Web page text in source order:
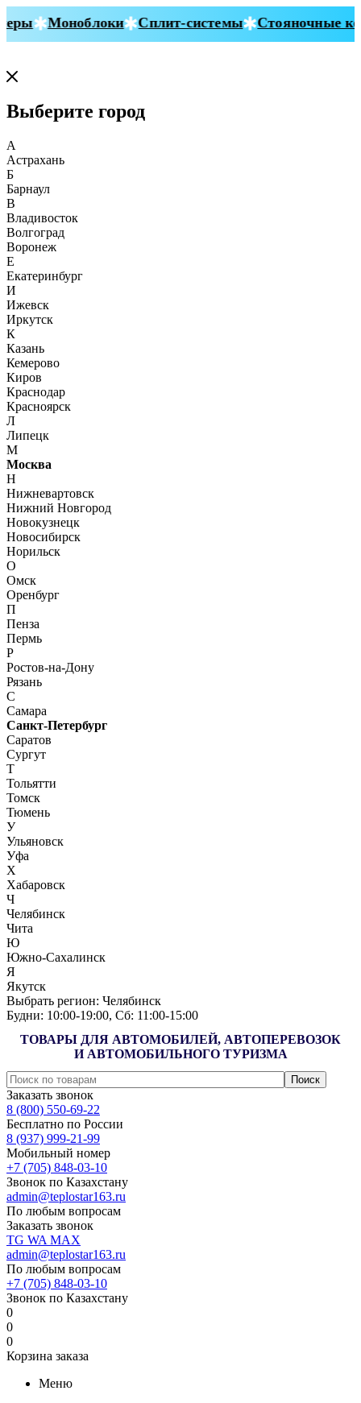
Моноблоки Сплит-системы Стояночные
Выберите город
А
Астрахань
Б
Барнаул
В
Владивосток
Волгоград
Воронеж
Е
Екатеринбург
И
Ижевск
Иркутск
К
Казань
Кемерово
Киров
Краснодар
Красноярск
Л
Липецк
М
Москва
Н
Нижневартовск
Нижний Новгород
Новокузнецк
Новосибирск
Норильск
О
Омск
Оренбург
П
Пенза
Пермь
Р
Ростов-на-Дону
Рязань
С
Самара
Санкт-Петербург
Саратов
Сургут
Т
Тольятти
Томск
Тюмень
У
Ульяновск
Уфа
Х
Хабаровск
Ч
Челябинск
Чита
Ю
Южно-Сахалинск
Я
Якутск
Выбрать регион: Челябинск
Будни: 10:00‑19:00, Сб: 11:00‑15:00
ТОВАРЫ ДЛЯ АВТОМОБИЛЕЙ, АВТОПЕРЕВОЗОК
И АВТОМОБИЛЬНОГО ТУРИЗМА
Заказать звонок
8 (800) 550-69-22
Бесплатно по России
8 (937) 999-21-99
Мобильный номер
+7 (705) 848-03-10
Звонок по Казахстану
admin@teplostar163.ru
По любым вопросам
Заказать звонок
TG WA MAX
admin@teplostar163.ru
По любым вопросам
+7 (705) 848-03-10
Звонок по Казахстану
0
0
0
Корзина заказа
Меню